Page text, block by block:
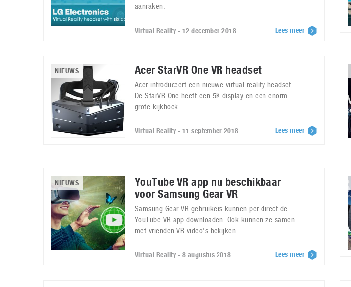
aanraken.
Virtual Reality - 12 december 2018 Lees meer
NIEUWS Acer StarVR One VR headset
Acer introduceert een nieuwe virtual reality headset.
De StarVR One heeft een 5K display en een enorm
grote kijkhoek.
Virtual Reality - 11 september 2018 Lees meer
NIEUWS
YouTube VR app nu beschikbaar
voor Samsung Gear VR
Samsung Gear VR gebruikers kunnen per direct de
YouTube VR app downloaden. Ook kunnen ze samen
met vrienden VR video's bekijken.
Virtual Reality - 8 augustus 2018 Lees meer